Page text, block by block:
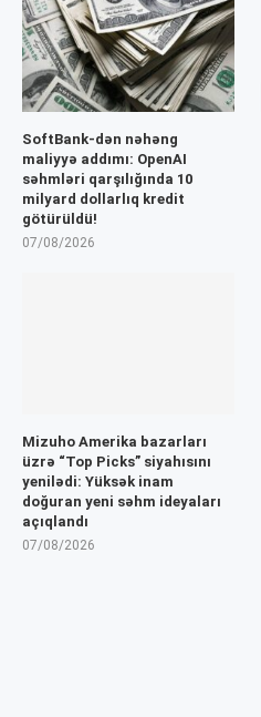
SoftBank-dən nəhəng
maliyyə addımı: OpenAI
səhmləri qarşılığında 10
milyard dollarlıq kredit
götürüldü!
07/08/2026
Mizuho Amerika bazarları
üzrə “Top Picks” siyahısını
yenilədi: Yüksək inam
doğuran yeni səhm ideyaları
açıqlandı
07/08/2026